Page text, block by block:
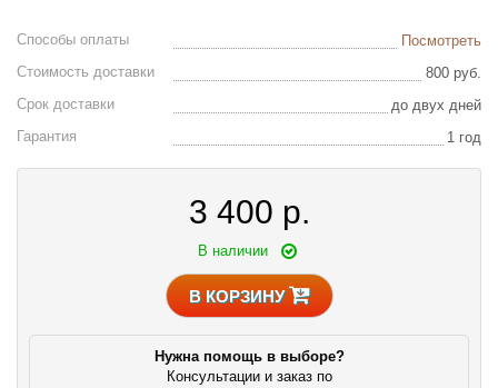
Способы оплаты
Посмотреть
Стоимость доставки
800 руб.
Срок доставки
до двух дней
Гарантия
1 год
3 400 р.
В наличии
В КОРЗИНУ
Нужна помощь в выборе?
Консультации и заказ по